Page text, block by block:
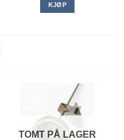
KJØP
TOMT PÅ LAGER